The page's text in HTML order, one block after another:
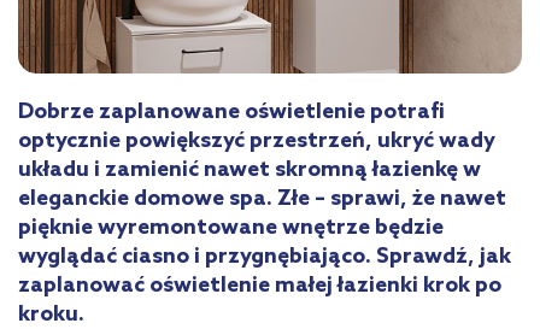
Dobrze zaplanowane oświetlenie potrafi
optycznie powiększyć przestrzeń, ukryć wady
układu i zamienić nawet skromną łazienkę w
eleganckie domowe spa. Złe – sprawi, że nawet
pięknie wyremontowane wnętrze będzie
wyglądać ciasno i przygnębiająco. Sprawdź, jak
zaplanować oświetlenie małej łazienki krok po
kroku.